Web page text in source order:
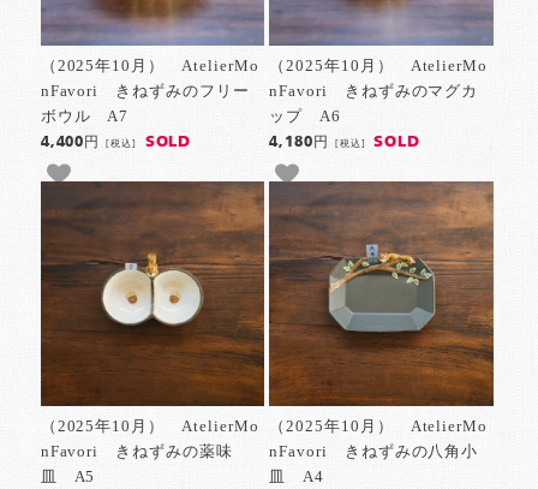
（2025年10月） AtelierMo
nFavori きねずみのフリー
ボウル A7
4,400円[税込] SOLD
（2025年10月） AtelierMo
nFavori きねずみのマグカ
ップ A6
4,180円 [税込] SOLD
（2025年10月） AtelierMo
nFavori きねずみの薬味
皿 A5
（2025年10月） AtelierMo
nFavori きねずみの八角小
皿 A4